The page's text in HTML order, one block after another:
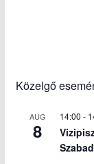
Közelgő
AUG
8
14:00 -